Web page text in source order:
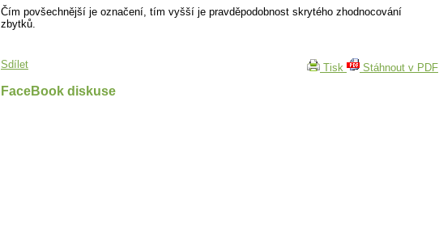
Čím povšechnější je označení, tím vyšší je pravděpodobnost skrytého zhodnocování
zbytků.
Sdílet Tisk Stáhnout v PDF
FaceBook diskuse